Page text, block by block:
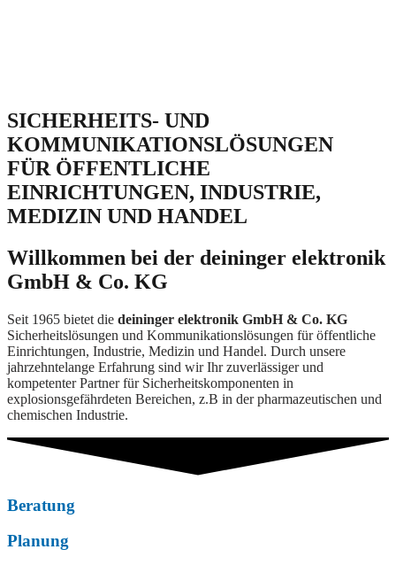
SICHERHEITS- UND
KOMMUNIKATIONSLÖSUNGEN
FÜR ÖFFENTLICHE
EINRICHTUNGEN, INDUSTRIE,
MEDIZIN UND HANDEL
Willkommen bei der deininger elektronik
GmbH & Co. KG
Seit 1965 bietet die deininger elektronik GmbH & Co. KG
Sicherheitslösungen und Kommunikationslösungen für öffentliche
Einrichtungen, Industrie, Medizin und Handel. Durch unsere
jahrzehntelange Erfahrung sind wir Ihr zuverlässiger und
kompetenter Partner für Sicherheitskomponenten in
explosionsgefährdeten Bereichen, z.B in der pharmazeutischen und
chemischen Industrie.
Beratung
Planung